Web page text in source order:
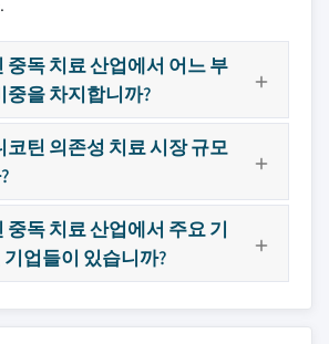
중독 치료 산업에서 어느 부
중을 차지합니까?
코틴 의존성 치료 시장 규모
중독 치료 산업에서 주요 기
업들이 있습니까?